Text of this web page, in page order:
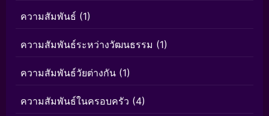
ความสัมพันธ์ (1)
ความสัมพันธ์ระหว่างวัฒนธรรม (1)
ความสัมพันธ์วัยต่างกัน (1)
ความสัมพันธ์ในครอบครัว (4)